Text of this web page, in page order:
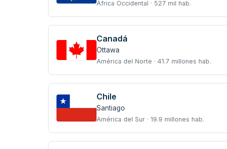
África Occidental · 527 mil hab.
Canadá
Ottawa
América del Norte · 41.7 millones hab.
Chile
Santiago
América del Sur · 19.9 millones hab.